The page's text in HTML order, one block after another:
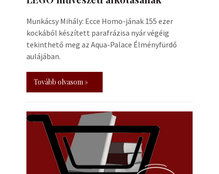
Munkácsy Mihály: Ecce Homo-jának 155 ezer
kockából készített parafrázisa nyár végéig
tekinthető meg az Aqua-Palace Élményfürdő
aulájában.
Tovább olvasom »